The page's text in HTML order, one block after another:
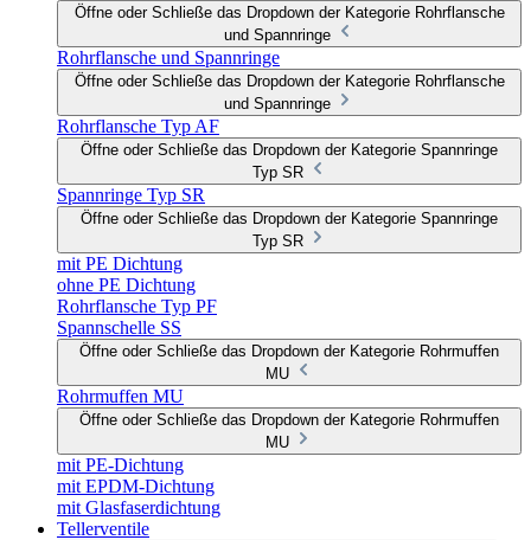
Öffne oder Schließe das Dropdown der Kategorie Rohrflansche
und Spannringe
Rohrflansche und Spannringe
Öffne oder Schließe das Dropdown der Kategorie Rohrflansche
und Spannringe
Rohrflansche Typ AF
Öffne oder Schließe das Dropdown der Kategorie Spannringe
Typ SR
Spannringe Typ SR
Öffne oder Schließe das Dropdown der Kategorie Spannringe
Typ SR
mit PE Dichtung
ohne PE Dichtung
Rohrflansche Typ PF
Spannschelle SS
Öffne oder Schließe das Dropdown der Kategorie Rohrmuffen
MU
Rohrmuffen MU
Öffne oder Schließe das Dropdown der Kategorie Rohrmuffen
MU
mit PE-Dichtung
mit EPDM-Dichtung
mit Glasfaserdichtung
Tellerventile